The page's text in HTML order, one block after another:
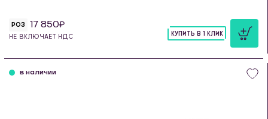
РОЗ 17 850
НЕ ВКЛЮЧАЕТ НДС
КУПИТЬ В 1 КЛИК
в наличии